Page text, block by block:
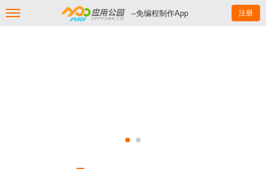
--免编程制作App 注册